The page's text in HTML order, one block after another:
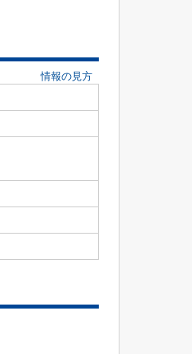
情報の見方